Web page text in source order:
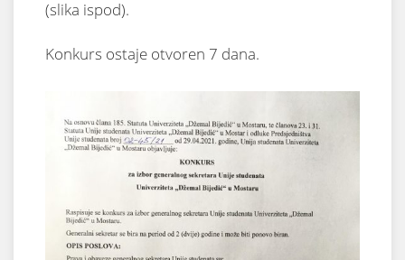
(slika ispod).
Konkurs ostaje otvoren 7 dana.